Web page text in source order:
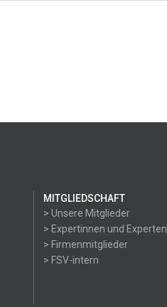
MITGLIEDSCHAFT
> Unsere Mitglieder
> Expertinnen und Experten
> Firmenmitglieder
> FSV-intern